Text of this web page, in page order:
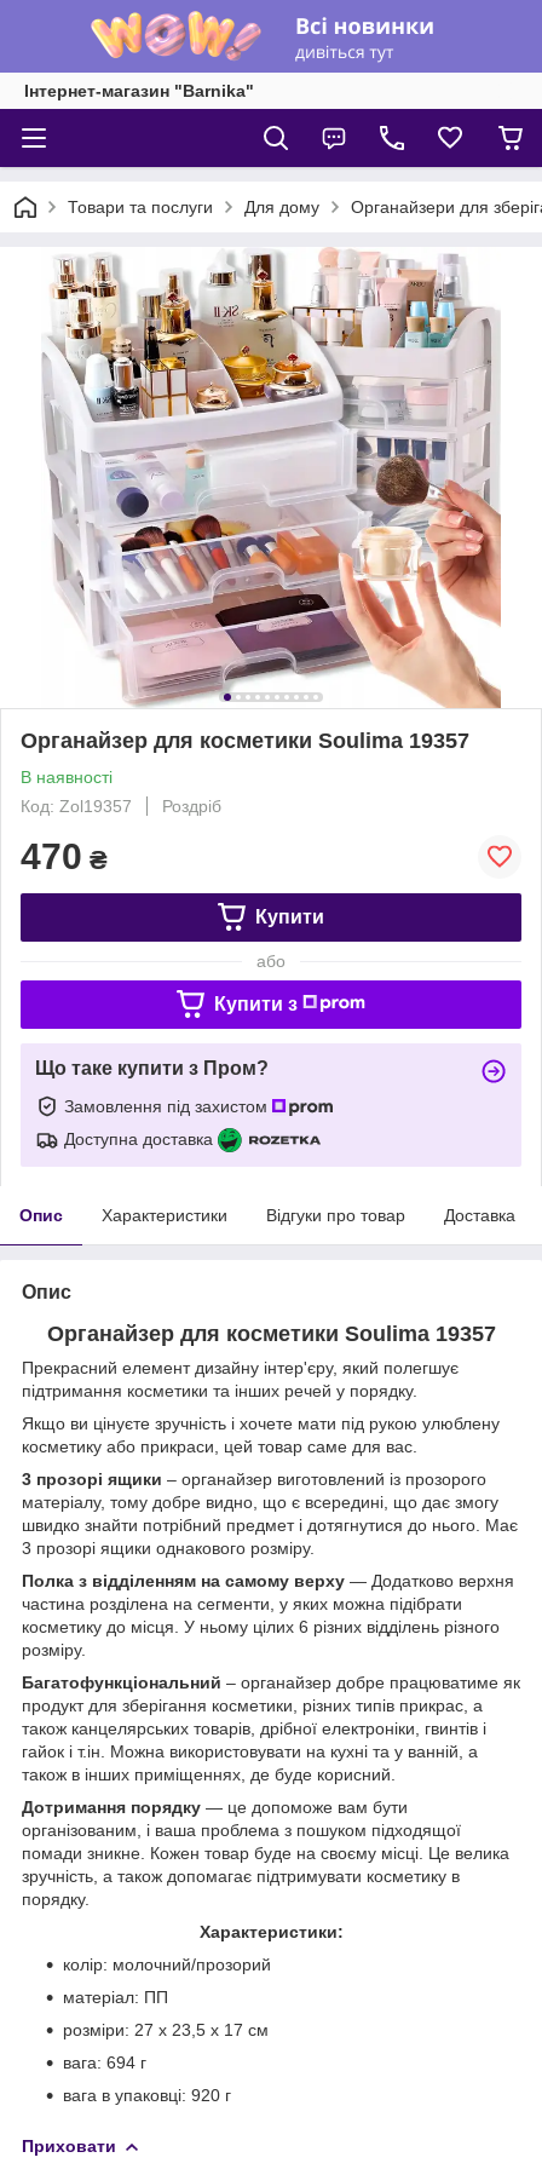
Інтернет-магазин "Barnika"
Товари та послуги Для дому Органайзери для
Органайзер для косметики Soulima 19357
В наявності
Код: Zol19357
Роздріб
470 ₴
Купити
або
Купити з
Що таке купити з Пром?
Замовлення під захистом
Доступна доставка
Опис Характеристики Відгуки про товар Доставка
Опис
Органайзер для косметики Soulima 19357
Прекрасний елемент дизайну інтер'єру, який полегшує
підтримання косметики та інших речей у порядку.
Якщо ви цінуєте зручність і хочете мати під рукою улюблену
косметику або прикраси, цей товар саме для вас.
3 прозорі ящики – органайзер виготовлений із прозорого
матеріалу, тому добре видно, що є всередині, що дає змогу
швидко знайти потрібний предмет і дотягнутися до нього. Має
3 прозорі ящики однакового розміру.
Полка з відділенням на самому верху — Додатково верхня
частина розділена на сегменти, у яких можна підібрати
косметику до місця. У ньому цілих 6 різних відділень різного
розміру.
Багатофункціональний – органайзер добре працюватиме як
продукт для зберігання косметики, різних типів прикрас, а
також канцелярських товарів, дрібної електроніки, гвинтів і
гайок і т.ін. Можна використовувати на кухні та у ванній, а
також в інших приміщеннях, де буде корисний.
Дотримання порядку — це допоможе вам бути
організованим, і ваша проблема з пошуком підходящої
помади зникне. Кожен товар буде на своєму місці. Це велика
зручність, а також допомагає підтримувати косметику в
порядку.
Характеристики:
колір: молочний/прозорий
матеріал: ПП
розміри: 27 х 23,5 х 17 см
вага: 694 г
вага в упаковці: 920 г
Приховати